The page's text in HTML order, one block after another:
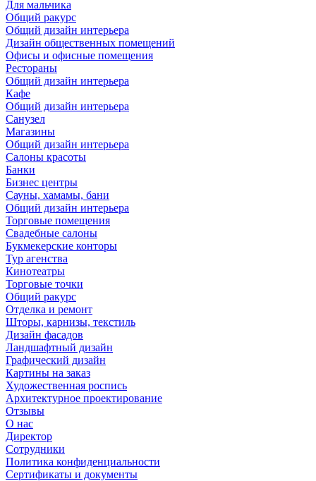
Для мальчика
Общий ракурс
Общий дизайн интерьера
Дизайн общественных помещений
Офисы и офисные помещения
Рестораны
Общий дизайн интерьера
Кафе
Общий дизайн интерьера
Санузел
Магазины
Общий дизайн интерьера
Салоны красоты
Банки
Бизнес центры
Сауны, хамамы, бани
Общий дизайн интерьера
Торговые помещения
Свадебные салоны
Букмекерские конторы
Тур агенства
Кинотеатры
Торговые точки
Общий ракурс
Отделка и ремонт
Шторы, карнизы, текстиль
Дизайн фасадов
Ландшафтный дизайн
Графический дизайн
Картины на заказ
Художественная роспись
Архитектурное проектирование
Отзывы
О нас
Директор
Сотрудники
Политика конфиденциальности
Сертификаты и документы